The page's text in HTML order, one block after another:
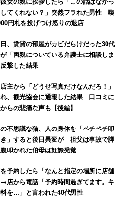
てくれない？」突然フラれた男性 喫
円札を投げつけ怒りの退店
、賃貸の部屋がカビだらけだった30代
「両親についている弁護士に相談しま
撃した結果
主から「どうせ写真だけなんだろ！」
れ、観光協会に通報した結果 口コミに
らの悲痛な声も【後編】
不思議な猫、人の身体を「ペチペチ叩
」すると後日異変が 祖父は事故で脚
叩かれた伯母は妊娠発覚
予約したら「なんと指定の場所に店舗
店から電話「予約時間過ぎてます。キ
を…」と言われた40代男性